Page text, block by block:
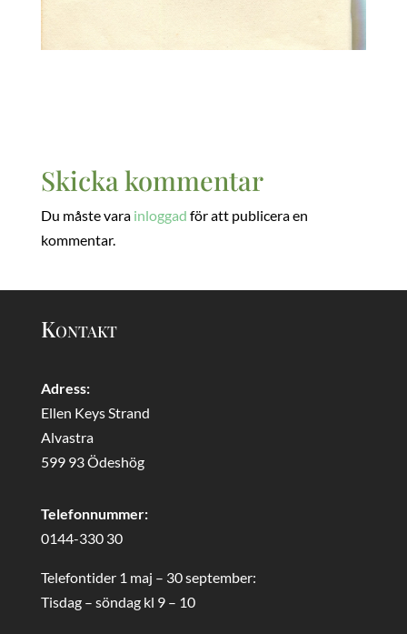
Skicka kommentar
Du måste vara inloggad för att publicera en
kommentar.
Kontakt
Adress:
Ellen Keys Strand
Alvastra
599 93 Ödeshög
Telefonnummer:
0144-330 30
Telefontider 1 maj – 30 september:
Tisdag – söndag kl 9 – 10